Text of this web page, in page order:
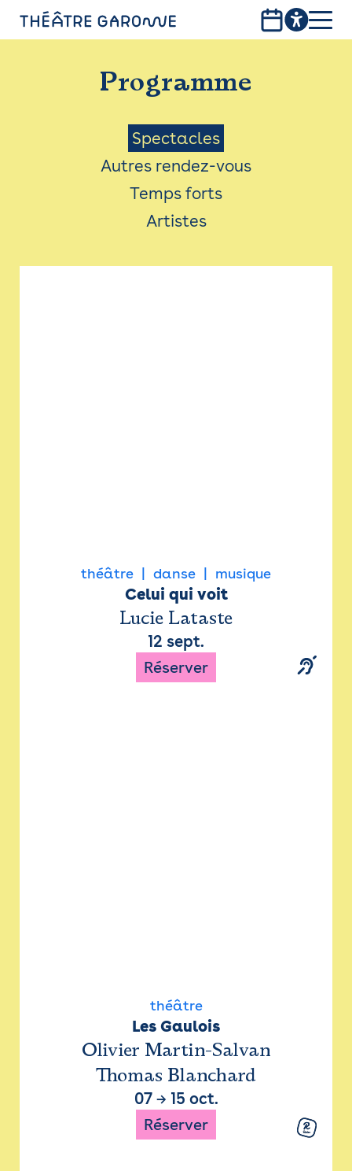
PROGRAMME
INFOS PRATIQUES
AVEC LES PUBLICS
ACCESSIBILITÉ
LES PRODUCTIONS
Programme
Menu
Saison
Spectacles
Autres rendez-vous
Temps forts
Artistes
théâtre danse musique
Celui qui voit
Lucie Lataste
12 sept.
Réserver
théâtre
Les Gaulois
Olivier Martin-Salvan
Thomas Blanchard
07→ 15 oct.
Réserver